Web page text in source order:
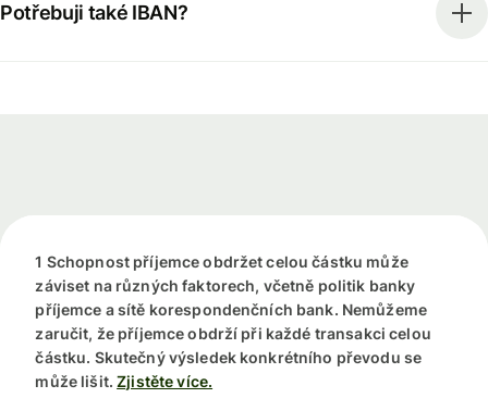
Potřebuji také IBAN?
1 Schopnost příjemce obdržet celou částku může
záviset na různých faktorech, včetně politik banky
příjemce a sítě korespondenčních bank. Nemůžeme
zaručit, že příjemce obdrží při každé transakci celou
částku. Skutečný výsledek konkrétního převodu se
může lišit. Zjistěte více.